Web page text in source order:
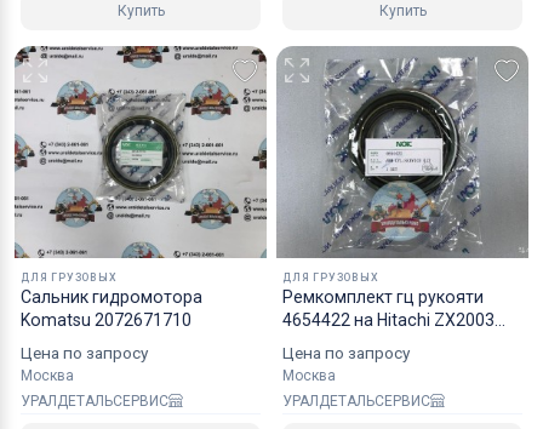
Купить Купить
ДЛЯ ГРУЗОВЫХ
Сальник гидромотора
Komatsu 2072671710
Цена по запросу
Москва
УРАЛДЕТАЛЬСЕРВИС
ДЛЯ ГРУЗОВЫХ
Ремкомплект гц рукояти
4654422 на Hitachi ZX2003
Цена по запросу
Москва
УРАЛДЕТАЛЬСЕРВИС